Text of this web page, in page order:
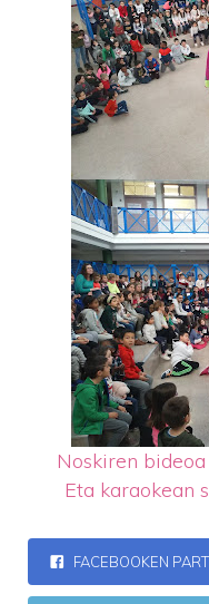
Noskiren
Eta karaokean
FACEBOOKEN